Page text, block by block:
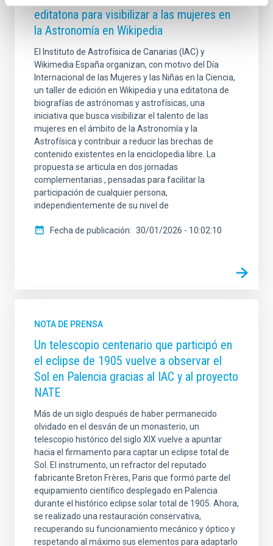
editatona para visibilizar a las mujeres en
la Astronomía en Wikipedia
El Instituto de Astrofísica de Canarias (IAC) y
Wikimedia España organizan, con motivo del Día
Internacional de las Mujeres y las Niñas en la Ciencia,
un taller de edición en Wikipedia y una editatona de
biografías de astrónomas y astrofísicas, una
iniciativa que busca visibilizar el talento de las
mujeres en el ámbito de la Astronomía y la
Astrofísica y contribuir a reducir las brechas de
contenido existentes en la enciclopedia libre. La
propuesta se articula en dos jornadas
complementarias , pensadas para facilitar la
participación de cualquier persona,
independientemente de su nivel de
Fecha de publicación 30/01/2026 - 10:02:10
NOTA DE PRENSA
Un telescopio centenario que participó en
el eclipse de 1905 vuelve a observar el
Sol en Palencia gracias al IAC y al proyecto
NATE
Más de un siglo después de haber permanecido
olvidado en el desván de un monasterio, un
telescopio histórico del siglo XIX vuelve a apuntar
hacia el firmamento para captar un eclipse total de
Sol. El instrumento, un refractor del reputado
fabricante Breton Frères, Paris que formó parte del
equipamiento científico desplegado en Palencia
durante el histórico eclipse solar total de 1905. Ahora,
se realizado una restauración conservativa,
recuperando su funcionamiento mecánico y óptico y
respetando al máximo sus elementos para adaptarlo